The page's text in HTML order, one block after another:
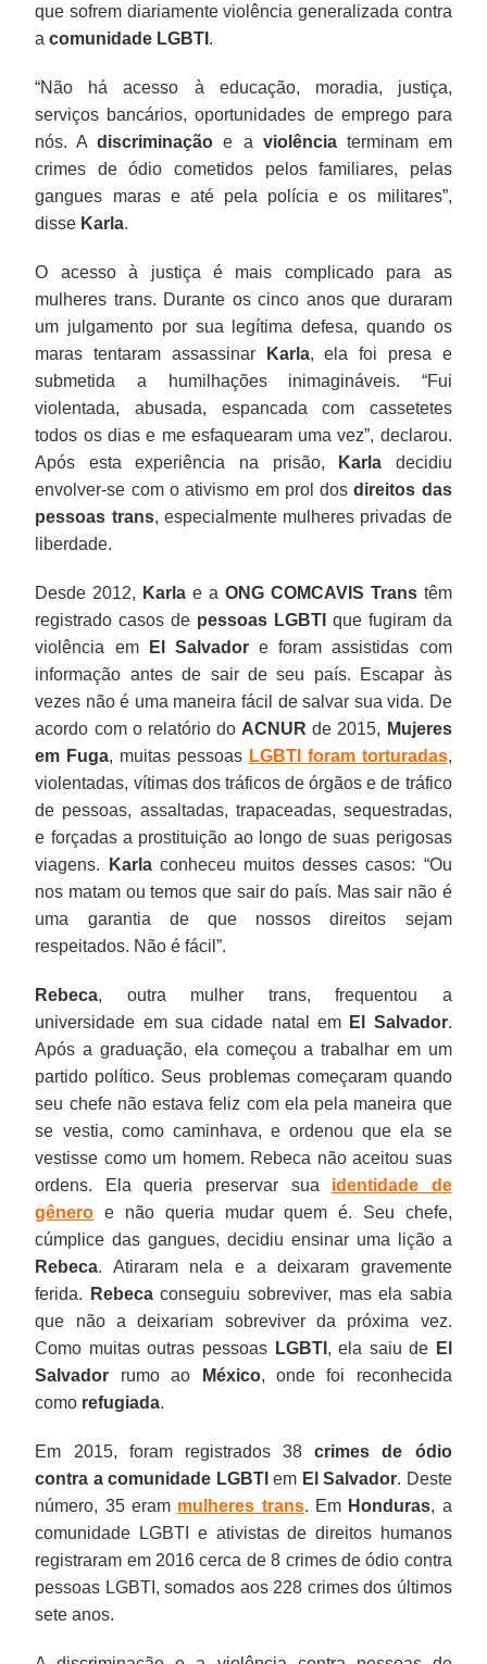
que sofrem diariamente violência generalizada contra
acomunidade LGBTI .
“Não há acesso à educação, moradia, justiça,
serviços bancários, oportunidades de emprego para
nós. Adiscriminação e a violênciaterminam em
crimes de ódio cometidos pelos familiares, pelas
gangues maras e até pela polícia e os militares”,
disse Karla.
O acesso à justiça é mais complicado para as
mulheres trans. Durante os cinco anos que duraram
um julgamento por sua legítima defesa, quando os
maras tentaram assassinar
Karla, ela foi presa e
submetida a humilhações inimagináveis. “Fui
violentada, abusada, espancada com cassetetes
todos os dias e me esfaquearam uma vez”, declarou.
Após esta experiência na prisão,
Karla decidiu
envolver-se com o ativismo em prol dosdireitos das
pessoas trans, especialmente mulheres privadas de
liberdade.
Desde 2012, Karla e a ONG COMCAVIS Transtêm
registrado casos de pessoas LGBTI que fugiram da
violência em
El Salvadore foram assistidas com
informação antes de sair de seu país. Escapar às
vezes não é uma maneira fácil de salvar sua vida. De
acordo com o relatório do ACNUR de 2015, Mujeres
em Fuga, muitas pessoas LGBTI foram torturadas,
violentadas, vítimas dos tráficos de órgãos e de tráfico
de pessoas, assaltadas, trapaceadas, sequestradas,
e forçadas a prostituição ao longo de suas perigosas
viagens.
Karlaconheceu muitos desses casos: “Ou
nos matam ou temos que sair do país. Mas sair não é
uma garantia de que nossos direitos sejam
respeitados. Não é fácil”.
Rebeca, outra mulher trans, frequentou a
universidade em sua cidade natal em El Salvador.
Após a graduação, ela começou a trabalhar em um
partido político. Seus problemas começaram quando
seu chefe não estava feliz com ela pela maneira que
se vestia, como caminhava, e ordenou que ela se
vestisse como um homem. Rebeca não aceitou suas
ordens. Ela queria preservar sua identidade de
gênero e não queria mudar quem é. Seu chefe,
cúmplice das gangues, decidiu ensinar uma lição a
Rebeca. Atiraram nela e a deixaram gravemente
ferida.
Rebecaconseguiu sobreviver, mas ela sabia
que não a deixariam sobreviver da próxima vez.
Como muitas outras pessoas LGBTI , ela saiu de El
Salvador rumo ao México, onde foi reconhecida
como refugiada.
Em 2015, foram registrados 38 crimes de ódio
contra a comunidade LGBTI em El Salvador. Deste
número, 35 eram mulheres trans. Em Honduras, a
comunidade LGBTI e ativistas de direitos humanos
registraram em 2016 cerca de 8 crimes de ódio contra
pessoas LGBTI, somados aos 228 crimes dos últimos
sete anos.